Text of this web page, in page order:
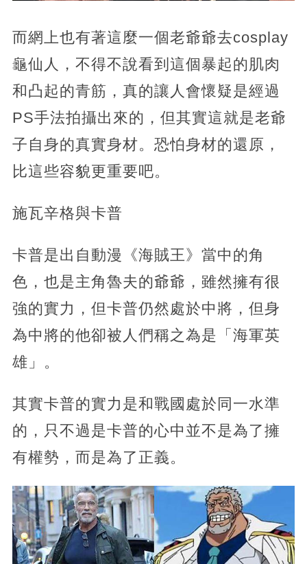
而網上也有著這麼一個老爺爺去cosplay
龜仙人，不得不說看到這個暴起的肌肉
和凸起的青筋，真的讓人會懷疑是經過
PS手法拍攝出來的，但其實這就是老爺
子自身的真實身材。恐怕身材的還原，
比這些容貌更重要吧。
施瓦辛格與卡普
卡普是出自動漫《海賊王》當中的角
色，也是主角魯夫的爺爺，雖然擁有很
強的實力，但卡普仍然處於中將，但身
為中將的他卻被人們稱之為是「海軍英
雄」。
其實卡普的實力是和戰國處於同一水準
的，只不過是卡普的心中並不是為了擁
有權勢，而是為了正義。